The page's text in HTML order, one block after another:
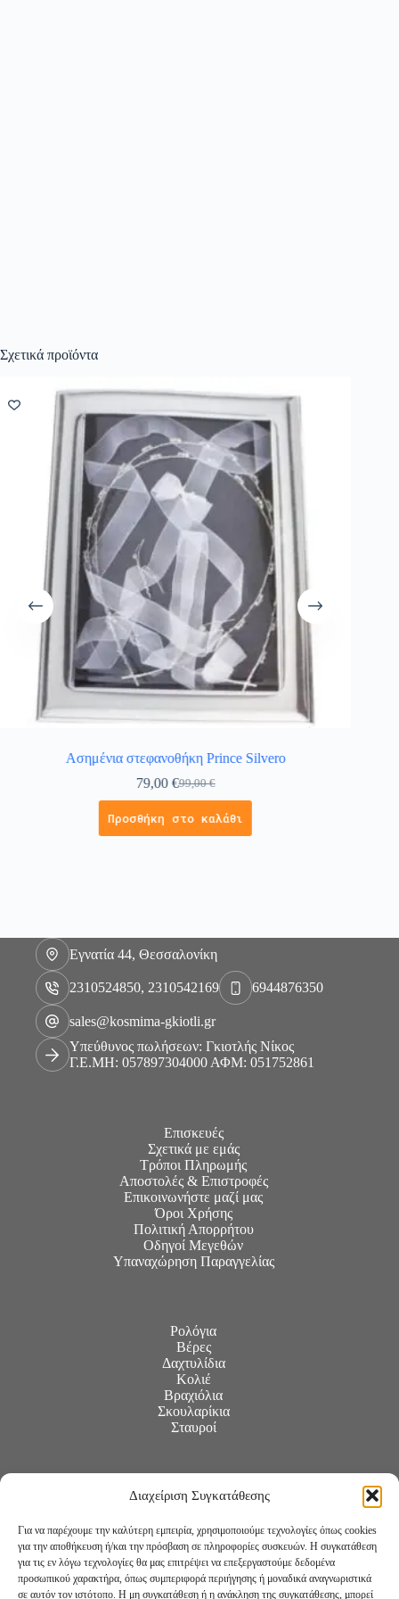
Διαχείριση Συγκατάθεσης
Για να παρέχουμε την καλύτερη εμπειρία, χρησιμοποιούμε τεχνολογίες όπως cookies
για την αποθήκευση ή/και την πρόσβαση σε πληροφορίες συσκευών. Η συγκατάθεση
για τις εν λόγω τεχνολογίες θα μας επιτρέψει να επεξεργαστούμε δεδομένα
προσωπικού χαρακτήρα, όπως συμπεριφορά περιήγησης ή μοναδικά αναγνωριστικά
σε αυτόν τον ιστότοπο. Η μη συγκατάθεση ή η ανάκληση της συγκατάθεσης, μπορεί
Σχετικά προϊόντα
Ασημένια στεφανοθήκη Prince Silvero
99,00€
79,00 €
Προσθήκη στο καλάθι
Εγνατία 44, Θεσσαλονίκη
2310524850, 2310542169 6944876350
sales@kosmima-gkiotli.gr
Υπεύθυνος πωλήσεων: Γκιοτλής Νίκος
Γ.Ε.ΜΗ: 057897304000 ΑΦΜ: 051752861
Επισκευές
Σχετικά με εμάς
Τρόποι Πληρωμής
Αποστολές & Επιστροφές
Επικοινωνήστε μαζί μας
Όροι Χρήσης
Πολιτική Απορρήτου
Οδηγοί Μεγεθών
Υπαναχώρηση Παραγγελίας
Ρολόγια
Βέρες
Δαχτυλίδια
Κολιέ
Βραχιόλια
Σκουλαρίκια
Σταυροί